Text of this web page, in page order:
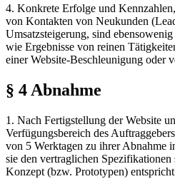
4. Konkrete Erfolge und
von Kontakten von Neukunden
Umsatzsteigerung, sind
wie Ergebnisse von reinen
einer Website-Beschleunigung oder
§ 4 Abnahme
1. Nach Fertigstellung der Website
Verfügungsbereich des
von 5 Werktagen zu ihrer Abnahme
sie den vertraglichen Spezifikationen
Konzept (bzw. Prototypen)